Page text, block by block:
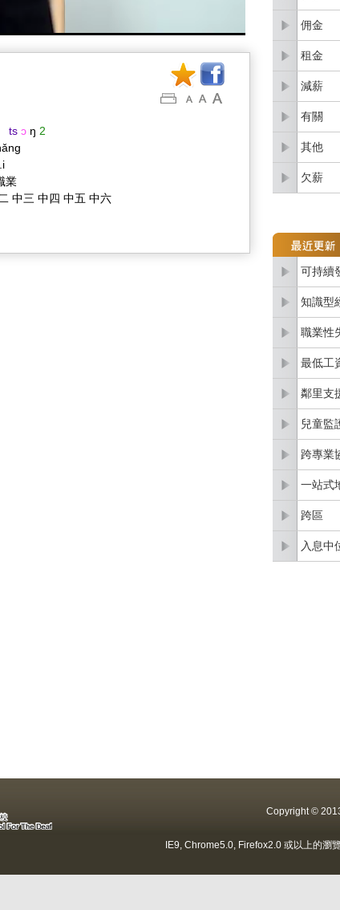
ts ɔ ŋ 2
業
中三 中四 中五 中六
佣金
租金
減薪
有關
其他
欠薪
可持續
知識型
職業性
最低工
鄰里支
兒童監
跨專業
一站式
跨區
入息中
Copyright ©
IE9, Chrome5.0, Firefox2.0 或以上的瀏